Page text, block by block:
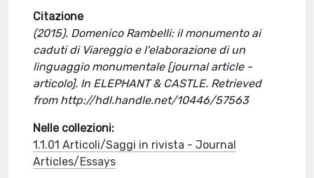
Citazione
(2015). Domenico Rambelli: il monumento ai
caduti di Viareggio e l'elaborazione di un
linguaggio monumentale [journal article -
articolo]. In ELEPHANT & CASTLE. Retrieved
from http://hdl.handle.net/10446/57563
Nelle collezioni:
1.1.01 Articoli/Saggi in rivista - Journal
Articles/Essays